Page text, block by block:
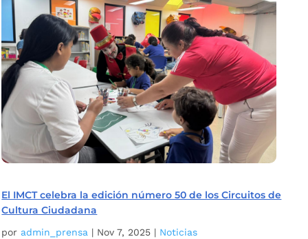
El IMCT celebra la edición número 50 de los Circuitos de
Cultura Ciudadana
por admin_prensa | Nov 7, 2025 | Noticias